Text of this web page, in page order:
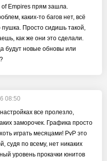
Empires прям зашла.
каких-то багов нет, всё
пушка. Просто сидишь такой,
как же они это сделали.
будут новые обновы или
08:50
все пролезло,
заморочек. Графика просто
играть месяцами! PvP это
судя по всему, нет никаких
уровень прокачки юнитов